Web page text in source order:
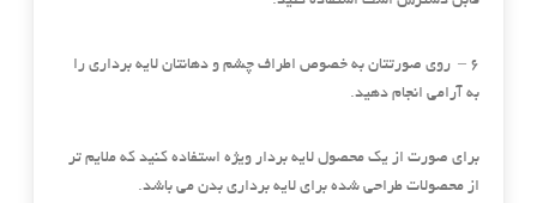
۶ – روی صورتتان به خصوص اطراف چشم و دهانتان لایه برداری را
به آرامی انجام دهید.
برای صورت از یک محصول لایه بردار ویژه استفاده کنید که ملایم تر
از محصولات طراحی شده برای لایه برداری بدن می باشد.